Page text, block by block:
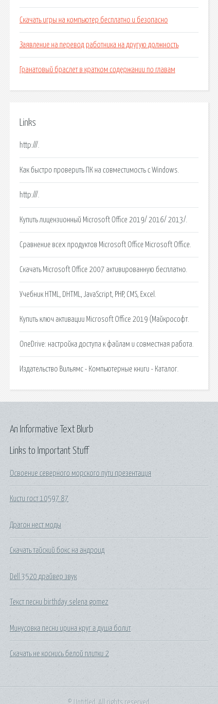
Скачать игры на компьютер бесплатно и безопасно
Заявление на перевод работника на другую должность
Гранатовый браслет в кратком содержании по главам
Links
http:///.
Как быстро проверить ПК на совместимость с Windows.
http:///.
Купить лицензионный Microsoft Office 2019/ 2016/ 2013/.
Сравнение всех продуктов Microsoft Office Microsoft Office.
Скачать Microsoft Office 2007 активированную бесплатно.
Учебник HTML, DHTML, JavaScript, PHP, CMS, Excel.
Купить ключ активации Microsoft Office 2019 (Майкрософт.
OneDrive: настройка доступа к файлам и совместная работа.
Издательство Вильямс - Компьютерные книги - Каталог.
Links to Important Stuff
Освоение северного морского пути презентация
Кисти гост 10597 87
Драгон нест моды
Скачать тайский бокс на андроид
Dell 3520 драйвер звук
Текст песни birthday selena gomez
Минусовка песни ирина круг а душа болит
Скачать не коснись белой плитки 2
An Informative Text Blurb
© Untitled. All rights reserved.